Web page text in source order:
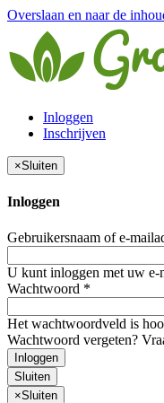
Overslaan en naar de
Inloggen
Inschrijven
×Sluiten
Inloggen
Gebruikersnaam of e-
U kunt inloggen met uw e-
Wachtwoord *
Het wachtwoordveld is
Wachtwoord vergeten?
Inloggen
Sluiten
×Sluiten